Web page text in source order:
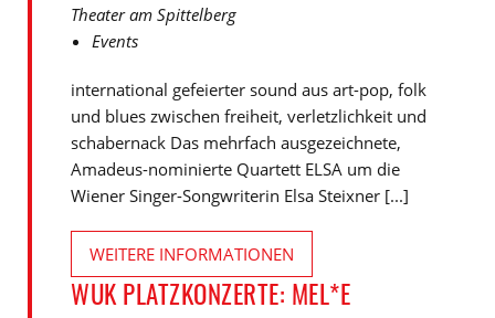
Theater am Spittelberg
Events
international gefeierter sound aus art-pop, folk
und blues zwischen freiheit, verletzlichkeit und
schabernack Das mehrfach ausgezeichnete,
Amadeus-nominierte Quartett ELSA um die
Wiener Singer-Songwriterin Elsa Steixner [...]
WEITERE INFORMATIONEN
WUK PLATZKONZERTE: MEL*E